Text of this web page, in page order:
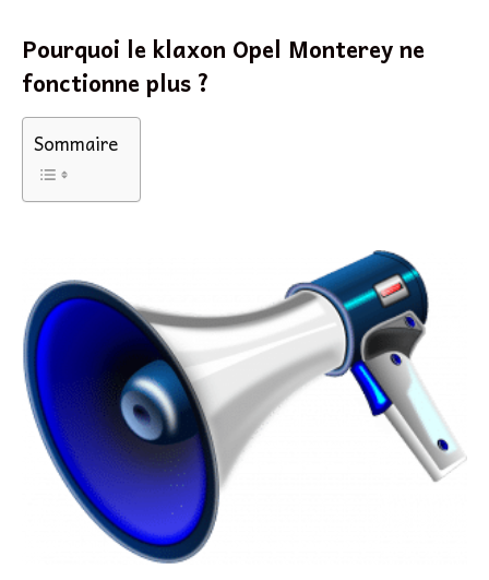
Pourquoi le klaxon Opel Monterey ne
fonctionne plus ?
Sommaire